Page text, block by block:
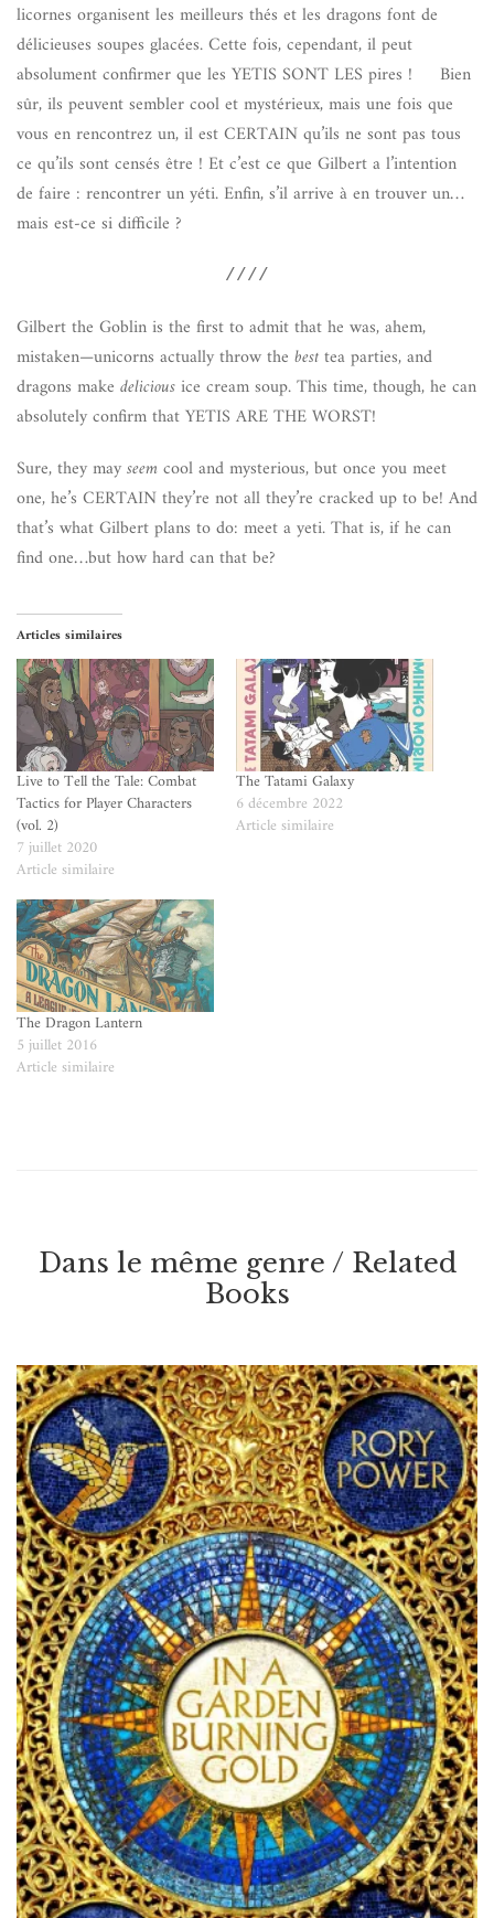
licornes organisent les meilleurs thés et les dragons font de
délicieuses soupes glacées. Cette fois, cependant, il peut
absolument confirmer que les YETIS SONT LES pires ! Bien
sûr, ils peuvent sembler cool et mystérieux, mais une fois que
vous en rencontrez un, il est CERTAIN qu’ils ne sont pas tous
ce qu’ils sont censés être ! Et c’est ce que Gilbert a l’intention
de faire : rencontrer un yéti. Enfin, s’il arrive à en trouver un…
mais est-ce si difficile ?
////
Gilbert the Goblin is the first to admit that he was, ahem,
mistaken—unicorns actually throw the besttea parties, and
dragons make deliciousice cream soup. This time, though, he can
absolutely confirm that YETIS ARE THE WORST!
Sure, they mayseemcool and mysterious, but once you meet
one, he’s CERTAIN they’re not all they’re cracked up to be! And
that’s what Gilbert plans to do: meet a yeti. That is, if he can
find one…but how hard can that be?
Articles similaires
Live to Tell the Tale: Combat
Tactics for Player Characters
(vol. 2)
7 juillet 2020
Article similaire
The Tatami Galaxy
6 décembre 2022
Article similaire
The Dragon Lantern
5 juillet 2016
Article similaire
Dans le même genre / Related
Books